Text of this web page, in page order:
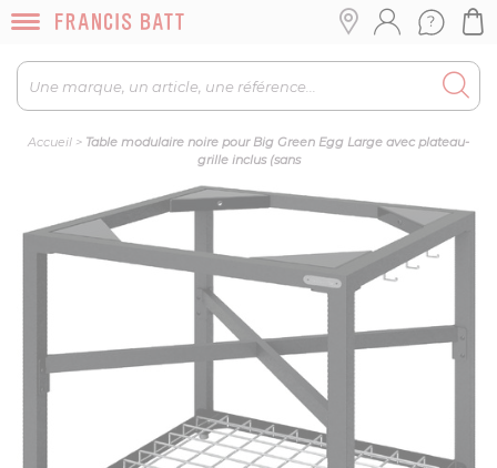
Accueil > Table modulaire noire pour Big Green Egg Large avec plateau-
grille inclus (sans